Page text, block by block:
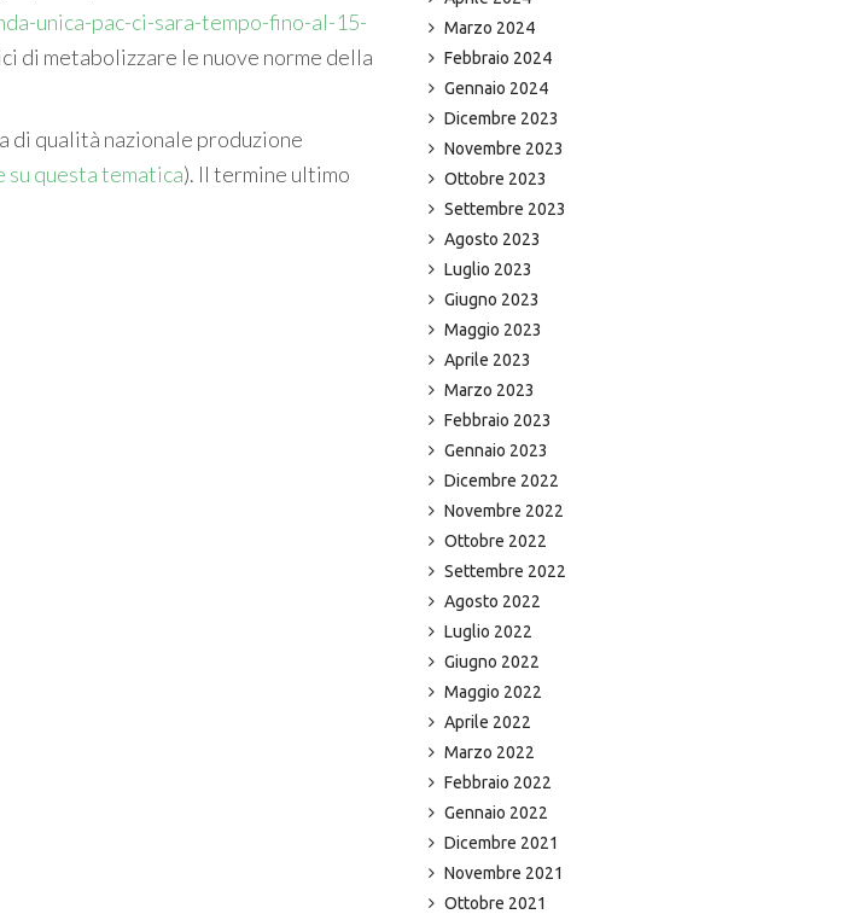
unica-pac-ci-sara-tempo-fino-al-15-
di metabolizzare le nuove norme della
di qualità nazionale produzione
su questa tematica). Il termine ultimo
Marzo 2024
Febbraio 2024
Gennaio 2024
Dicembre 2023
Novembre 2023
Ottobre 2023
Settembre 2023
Agosto 2023
Luglio 2023
Giugno 2023
Maggio 2023
Aprile 2023
Marzo 2023
Febbraio 2023
Gennaio 2023
Dicembre 2022
Novembre 2022
Ottobre 2022
Settembre 2022
Agosto 2022
Luglio 2022
Giugno 2022
Maggio 2022
Aprile 2022
Marzo 2022
Febbraio 2022
Gennaio 2022
Dicembre 2021
Novembre 2021
Ottobre 2021